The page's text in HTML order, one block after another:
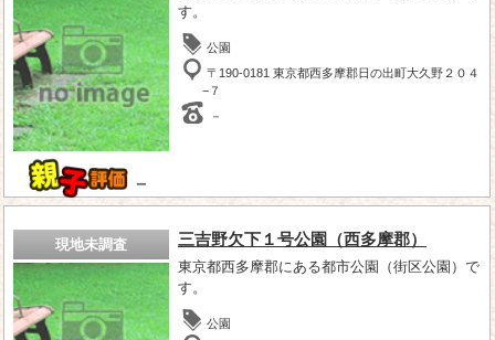
－
す。
公園
〒190-0181 東京都西多摩郡日の出町大久野２０４
−７
－
現地未調査 三吉野欠下１号公園（西多摩郡）
東京都西多摩郡にある都市公園（街区公園）で
す。
公園